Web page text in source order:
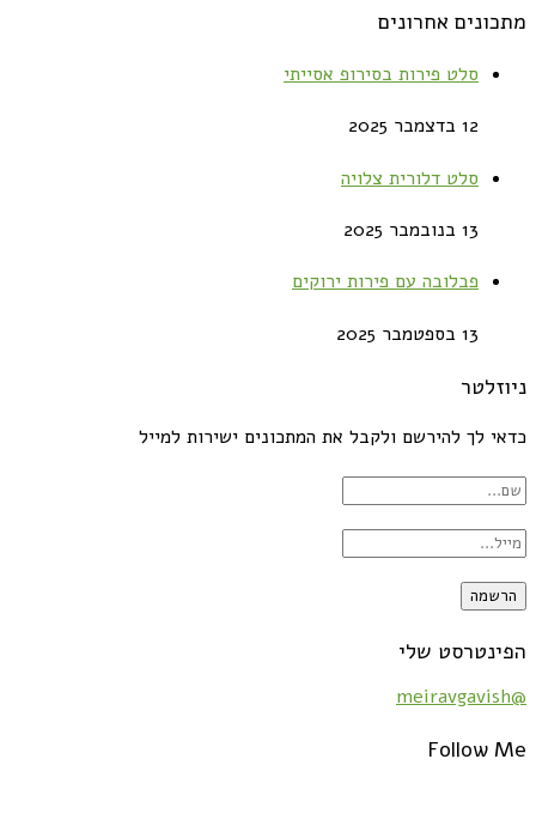
מתכונים אחרונים
סלט פירות בסירופ אסייתי
12 בדצמבר 2025
סלט דלורית צלויה
13 בנובמבר 2025
פבלובה עם פירות ירוקים
13 בספטמבר 2025
ניוזלטר
כדאי לך להירשם ולקבל את המתכונים ישירות למייל
הפינטרסט שלי
@meiravgavish
Follow Me